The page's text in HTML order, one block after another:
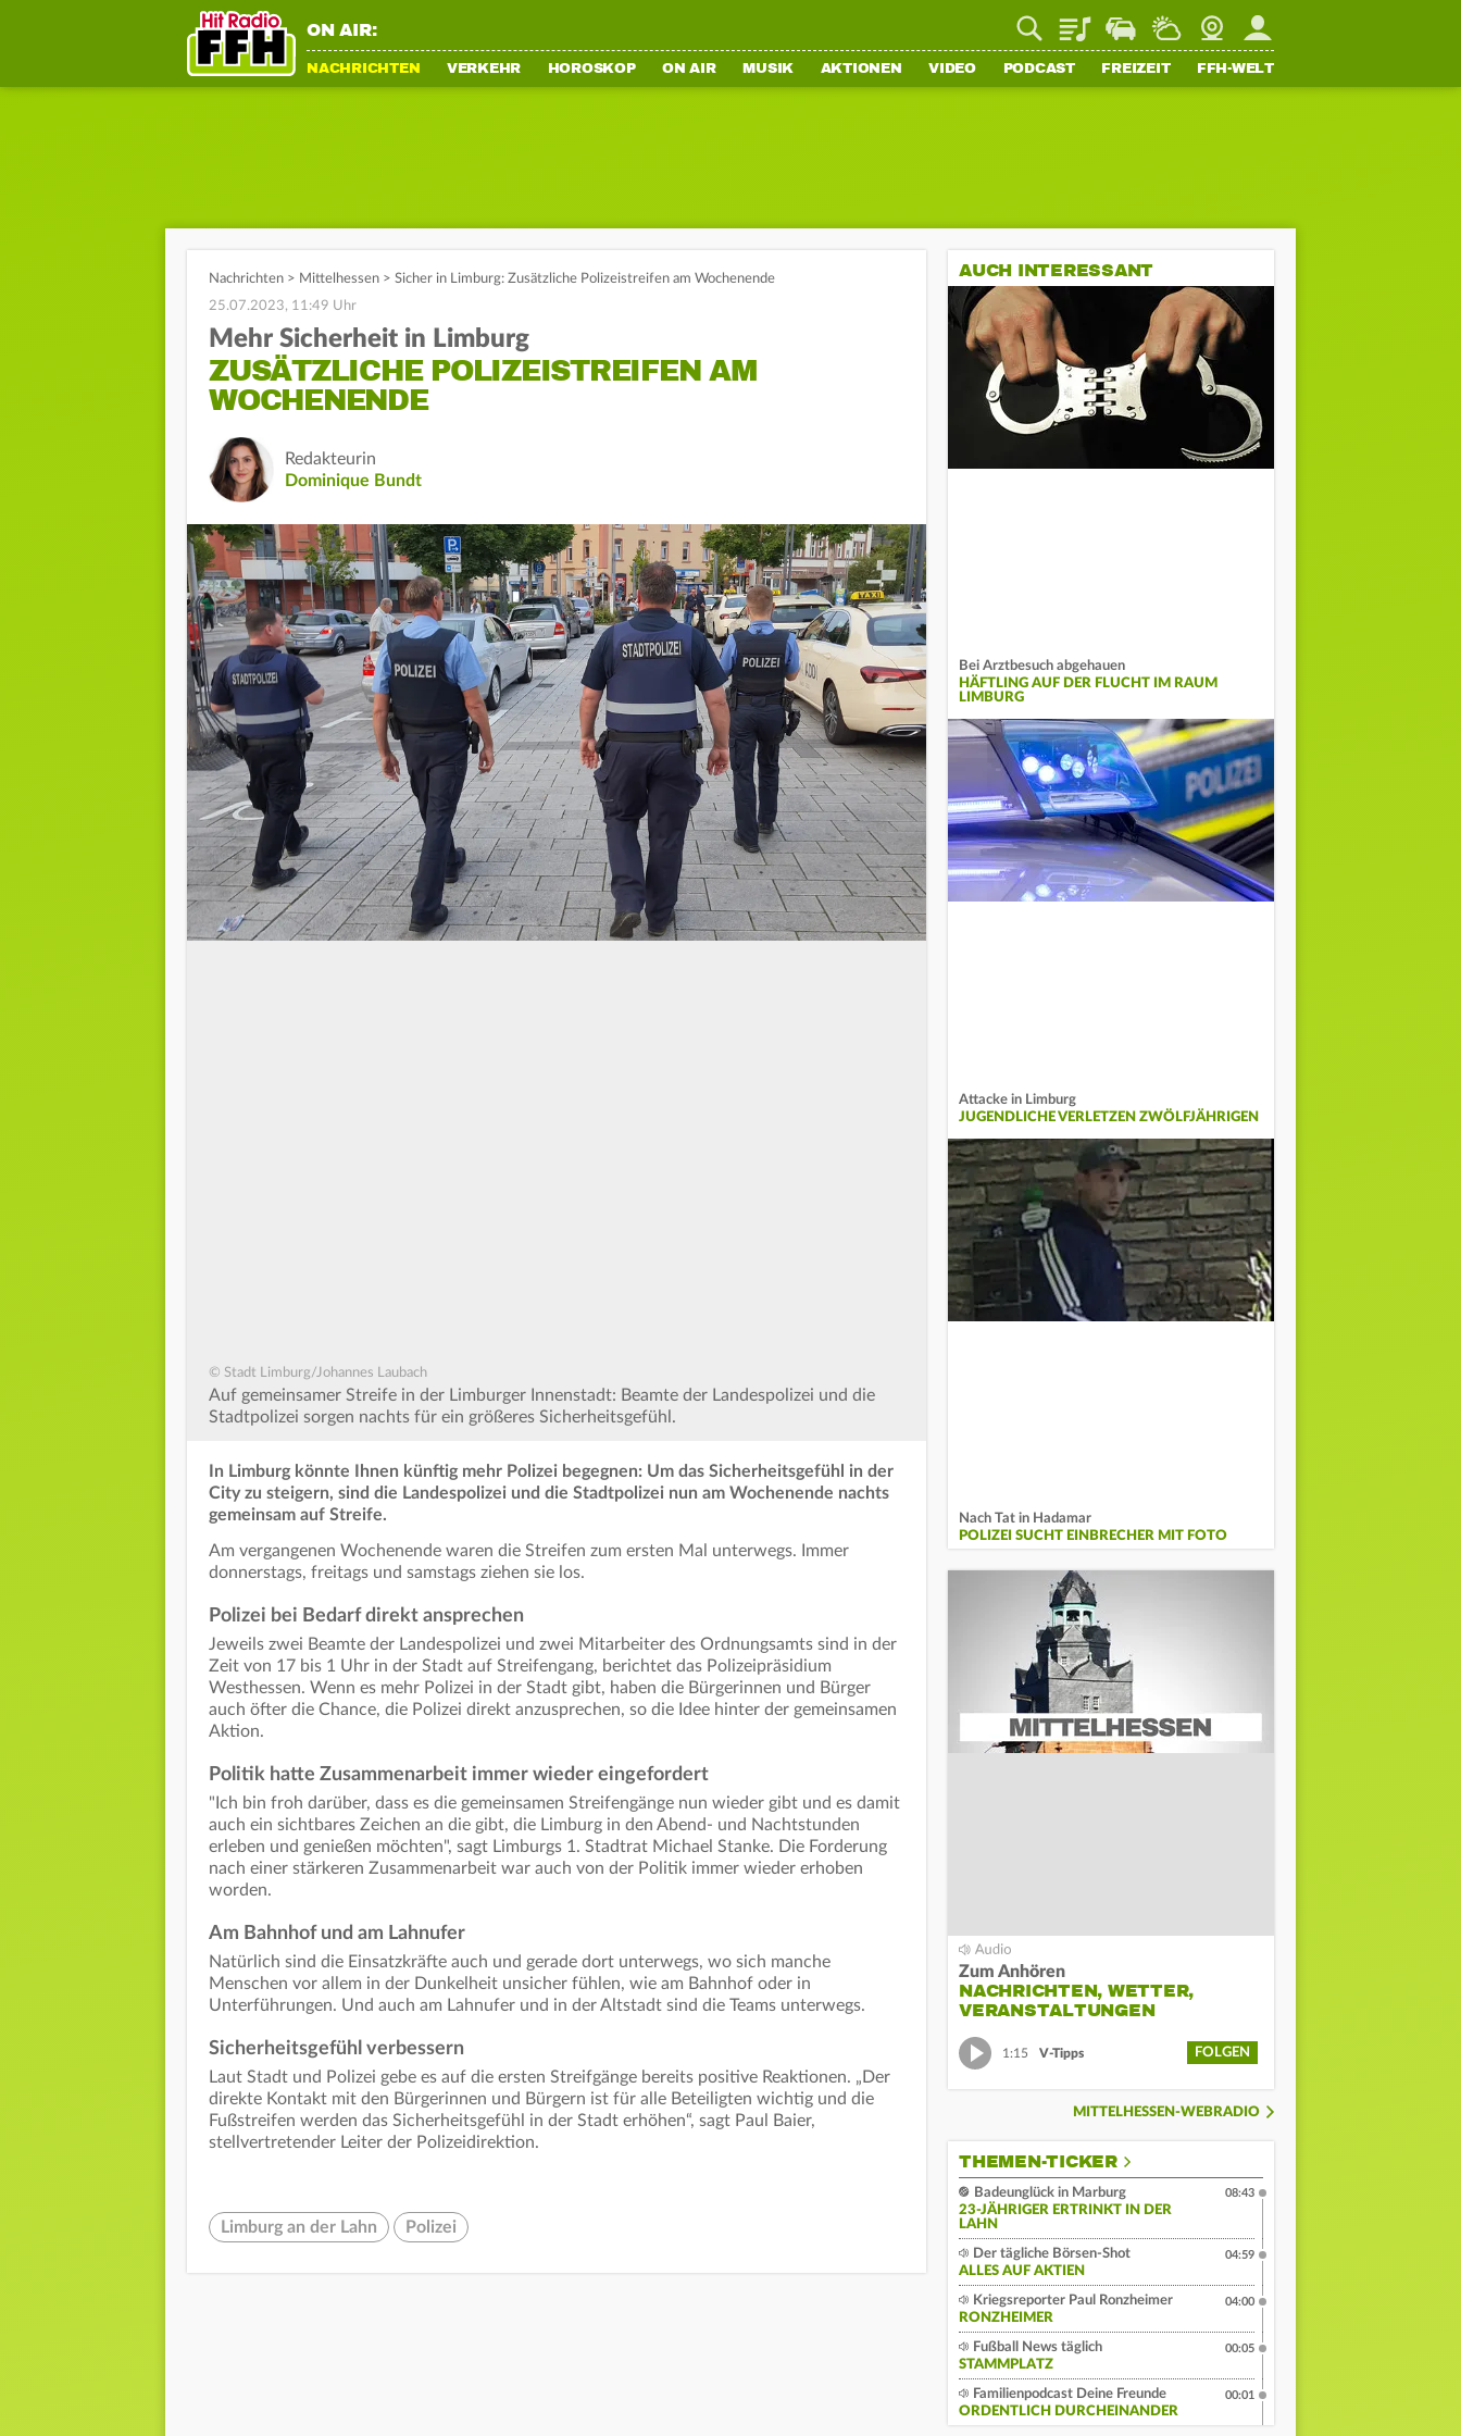
ON AIR: PlaylistStaupilotWetterWebcamMein FFH
NACHRICHTEN VERKEHR HOROSKOP ON AIR MUSIK AKTIONEN VIDEO PODCAST FREIZEIT FFH-WELT
Nachrichten > Mittelhessen > Sicher in Limburg: Zusätzliche Polizeistreifen am Wochenende
25.07.2023, 11:49 Uhr
Mehr Sicherheit in Limburg
ZUSÄTZLICHE POLIZEISTREIFEN AM
WOCHENENDE
Redakteurin
Dominique Bundt
© Stadt Limburg/Johannes Laubach
Auf gemeinsamer Streife in der Limburger Innenstadt: Beamte der Landespolizei und die
Stadtpolizei sorgen nachts für ein größeres Sicherheitsgefühl.
In Limburg könnte Ihnen künftig mehr Polizei begegnen: Um das Sicherheitsgefühl in der
City zu steigern, sind die Landespolizei und die Stadtpolizei nun am Wochenende nachts
gemeinsam auf Streife.
Am vergangenen Wochenende waren die Streifen zum ersten Mal unterwegs. Immer
donnerstags, freitags und samstags ziehen sie los.
Polizei bei Bedarf direkt ansprechen
Jeweils zwei Beamte der Landespolizei und zwei Mitarbeiter des Ordnungsamts sind in der
Zeit von 17 bis 1 Uhr in der Stadt auf Streifengang, berichtet das Polizeipräsidium
Westhessen. Wenn es mehr Polizei in der Stadt gibt, haben die Bürgerinnen und Bürger
auch öfter die Chance, die Polizei direkt anzusprechen, so die Idee hinter der gemeinsamen
Aktion.
Politik hatte Zusammenarbeit immer wieder eingefordert
"Ich bin froh darüber, dass es die gemeinsamen Streifengänge nun wieder gibt und es damit
auch ein sichtbares Zeichen an die gibt, die Limburg in den Abend- und Nachtstunden
erleben und genießen möchten", sagt Limburgs 1. Stadtrat Michael Stanke. Die Forderung
nach einer stärkeren Zusammenarbeit war auch von der Politik immer wieder erhoben
worden.
Am Bahnhof und am Lahnufer
Natürlich sind die Einsatzkräfte auch und gerade dort unterwegs, wo sich manche
Menschen vor allem in der Dunkelheit unsicher fühlen, wie am Bahnhof oder in
Unterführungen. Und auch am Lahnufer und in der Altstadt sind die Teams unterwegs.
Sicherheitsgefühl verbessern
Laut Stadt und Polizei gebe es auf die ersten Streifgänge bereits positive Reaktionen. „Der
direkte Kontakt mit den Bürgerinnen und Bürgern ist für alle Beteiligten wichtig und die
Fußstreifen werden das Sicherheitsgefühl in der Stadt erhöhen“, sagt Paul Baier,
stellvertretender Leiter der Polizeidirektion.
Limburg an der Lahn Polizei
AUCH INTERESSANT
Bei Arztbesuch abgehauen
HÄFTLING AUF DER FLUCHT IM RAUM
LIMBURG
Attacke in Limburg
JUGENDLICHE VERLETZEN ZWÖLFJÄHRIGEN
Nach Tat in Hadamar
POLIZEI SUCHT EINBRECHER MIT FOTO
Zum Anhören
NACHRICHTEN, WETTER,
VERANSTALTUNGEN
1:15 V-Tipps FOLGEN
MITTELHESSEN-WEBRADIO
THEMEN-TICKER
Badeunglück in Marburg
23-JÄHRIGER ERTRINKT IN DER
LAHN
08:43
Der tägliche Börsen-Shot
ALLES AUF AKTIEN
04:59
Kriegsreporter Paul Ronzheimer
RONZHEIMER
04:00
Fußball News täglich
STAMMPLATZ
00:05
Familienpodcast Deine Freunde
ORDENTLICH DURCHEINANDER
00:01